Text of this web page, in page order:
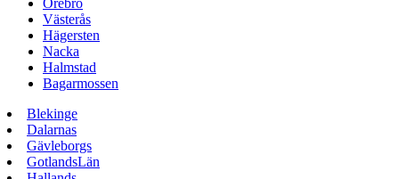
Örebro
Västerås
Hägersten
Nacka
Halmstad
Bagarmossen
Blekinge
Dalarnas
Gävleborgs
GotlandsLän